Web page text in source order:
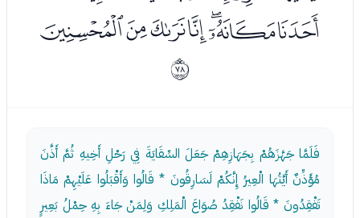
ﰂﰃﰄﰅﰆﰇﰈ
ﱍ
فَلَمَّا جَهَّزَهُمْ بِجَهَازِهِمْ جَعَلَ السِّقَايَةَ فِي رَحْلِ أَخِيهِ ثُمَّ أَذَّنَ
مُؤَذِّنٌ أَيَّتُهَا الْعِيرُ إِنَّكُمْ لَسَارِقُونَ * قَالُوا وَأَقْبَلُوا عَلَيْهِمْ مَاذَا
تَفْقِدُونَ * قَالُوا نَفْقِدُ صُوَاعَ الْمَلِكِ وَلِمَنْ جَاءَ بِهِ حِمْلُ بَعِيرٍ